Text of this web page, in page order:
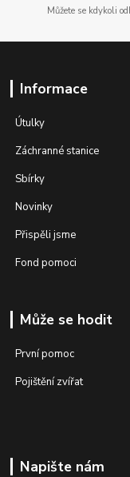
Můžete se kdykoli
Informace
Útulky
Záchranné stanice
Sbírky
Novinky
Přispěli jsme
Fond pomoci
Může se hodit
První pomoc
Pojištění zvířat
Napište nám